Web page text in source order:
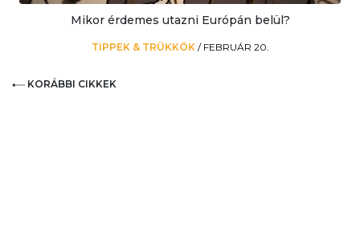
Mikor érdemes utazni Európán belül?
TIPPEK & TRÜKKÖK / FEBRUÁR 20.
KORÁBBI CIKKEK